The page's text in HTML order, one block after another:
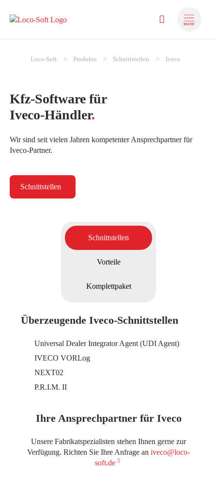
MENÜ
zum Inhalt springen
Loco-Soft Produkte Schnittstellen Iveco
Kfz-Software für
Iveco-Händler.
Wir sind seit vielen Jahren kompetenter Ansprechpartner für
Iveco-Partner.
Schnittstellen
Schnittstellen
Vorteile
Komplettpaket
Überzeugende Iveco-Schnittstellen
Universal Dealer Integrator Agent (UDI Agent)
IVECO VORLog
NEXT02
P.R.I.M. II
Ihre Ansprechpartner für Iveco
Unsere Fabrikatspezialisten stehen Ihnen gerne zur
Verfügung. Richten Sie Ihre Anfrage an iveco@loco-
soft.de